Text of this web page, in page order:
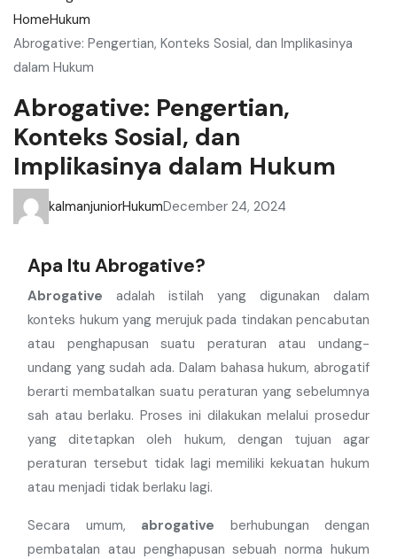
HomeHukum
Abrogative: Pengertian, Konteks Sosial, dan Implikasinya
dalam Hukum
Abrogative: Pengertian,
Konteks Sosial, dan
Implikasinya dalam Hukum
kalmanjuniorHukumDecember 24, 2024
Apa Itu Abrogative?
Abrogative adalah istilah yang digunakan dalam
konteks hukum yang merujuk pada tindakan pencabutan
atau penghapusan suatu peraturan atau undang-
undang yang sudah ada. Dalam bahasa hukum, abrogatif
berarti membatalkan suatu peraturan yang sebelumnya
sah atau berlaku. Proses ini dilakukan melalui prosedur
yang ditetapkan oleh hukum, dengan tujuan agar
peraturan tersebut tidak lagi memiliki kekuatan hukum
atau menjadi tidak berlaku lagi.
Secara umum, abrogative berhubungan dengan
pembatalan atau penghapusan sebuah norma hukum